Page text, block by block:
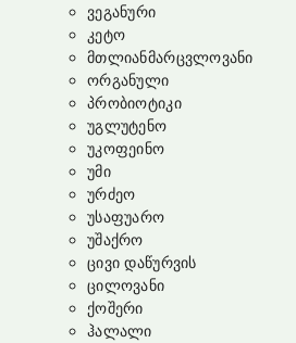
ვეგანური
კეტო
მთლიანმარცვლოვანი
ორგანული
პრობიოტიკი
უგლუტენო
უკოფეინო
უმი
ურძეო
უსაფუარო
უშაქრო
ცივი დაწურვის
ცილოვანი
ქოშერი
ჰალალი